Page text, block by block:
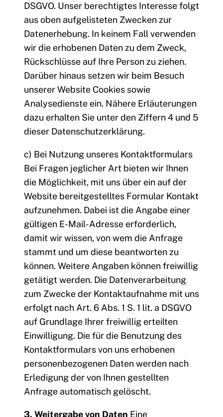
DSGVO. Unser berechtigtes Interesse folgt
aus oben aufgelisteten Zwecken zur
Datenerhebung. In keinem Fall verwenden
wir die erhobenen Daten zu dem Zweck,
Rückschlüsse auf Ihre Person zu ziehen.
Darüber hinaus setzen wir beim Besuch
unserer Website Cookies sowie
Analysedienste ein. Nähere Erläuterungen
dazu erhalten Sie unter den Ziffern 4 und 5
dieser Datenschutzerklärung.
c) Bei Nutzung unseres Kontaktformulars
Bei Fragen jeglicher Art bieten wir Ihnen
die Möglichkeit, mit uns über ein auf der
Website bereitgestelltes Formular Kontakt
aufzunehmen. Dabei ist die Angabe einer
gültigen E-Mail-Adresse erforderlich,
damit wir wissen, von wem die Anfrage
stammt und um diese beantworten zu
können. Weitere Angaben können freiwillig
getätigt werden. Die Datenverarbeitung
zum Zwecke der Kontaktaufnahme mit uns
erfolgt nach Art. 6 Abs. 1 S. 1 lit. a DSGVO
auf Grundlage Ihrer freiwillig erteilten
Einwilligung. Die für die Benutzung des
Kontaktformulars von uns erhobenen
personenbezogenen Daten werden nach
Erledigung der von Ihnen gestellten
Anfrage automatisch gelöscht.
3. Weitergabe von Daten Eine